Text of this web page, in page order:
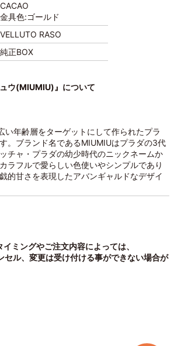
CACAO
金具色:ゴールド
VELLUTO RASO
純正BOX
ウ(MIUMIU)』について
い年齢層をターゲットにして作られたプラ
。ブランド名であるMIUMIUはプラダの3代
チャ・プラダの幼少時代のニックネームか
ラフルで愛らしい色使いやシンプルであり
的甘さを表現したアバンギャルドなデザイ
ミングやご注文内容によっては、
セル、変更は受け付ける事ができない場合が